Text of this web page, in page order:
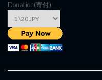
Donation(寄付)